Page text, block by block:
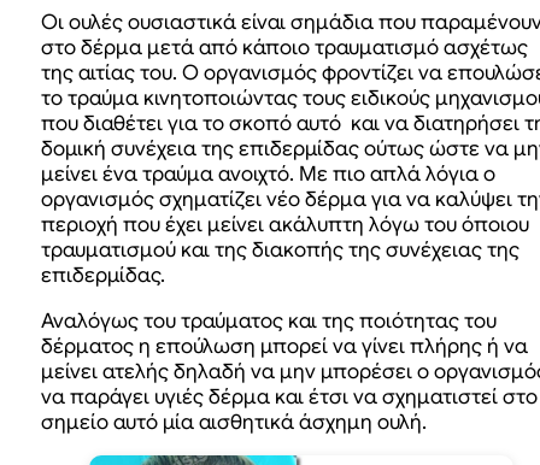
Οι ουλές ουσιαστικά είναι σημάδια που
στο δέρμα μετά από κάποιο τραυματισμό ασχέτως
της αιτίας του. O οργανισμός φροντίζει να
το τραύμα κινητοποιώντας τους ειδικούς
που διαθέτει για το σκοπό αυτό και να διατηρήσει
δομική συνέχεια της επιδερμίδας ούτως ώστε να
μείνει ένα τραύμα ανοιχτό. Με πιο απλά λόγια ο
οργανισμός σχηματίζει νέο δέρμα για να καλύψει
περιοχή που έχει μείνει ακάλυπτη λόγω του όποιου
τραυματισμού και της διακοπής της συνέχειας της
επιδερμίδας.
Αναλόγως του τραύματος και της ποιότητας του
δέρματος η επούλωση μπορεί να γίνει πλήρης ή να
μείνει ατελής δηλαδή να μην μπορέσει ο
να παράγει υγιές δέρμα και έτσι να σχηματιστεί στο
σημείο αυτό μία αισθητικά άσχημη ουλή.